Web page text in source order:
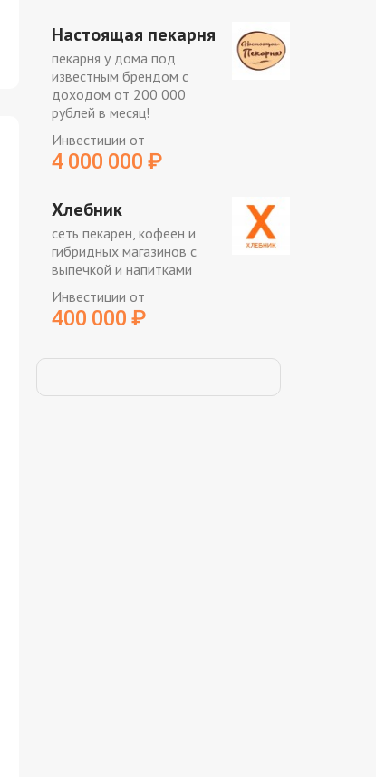
Настоящая пекарня
пекарня у дома под
известным брендом с
доходом от 200 000
рублей в месяц!
Инвестиции от
4 000 000 ₽
Хлебник
сеть пекарен, кофеен и
гибридных магазинов с
выпечкой и напитками
Инвестиции от
400 000 ₽